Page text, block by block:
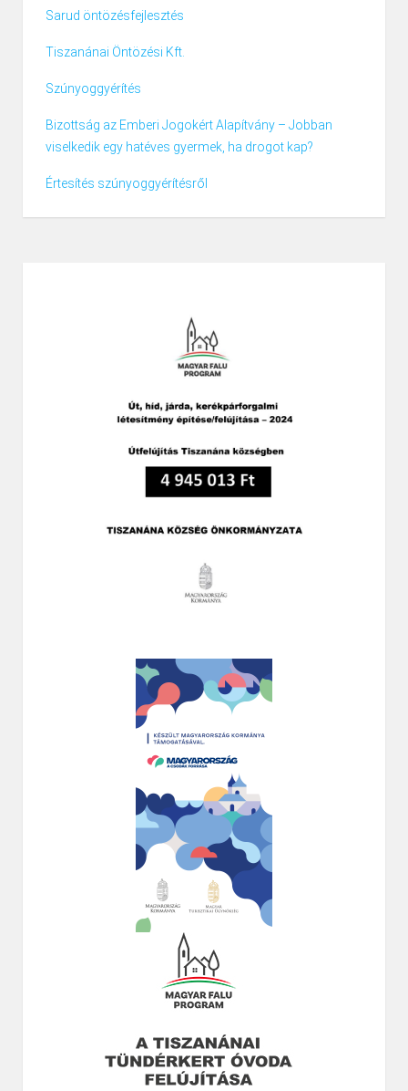
Sarud öntözésfejlesztés
Tiszanánai Öntözési Kft.
Szúnyoggyérítés
Bizottság az Emberi Jogokért Alapítvány – Jobban
viselkedik egy hatéves gyermek, ha drogot kap?
Értesítés szúnyoggyérítésről